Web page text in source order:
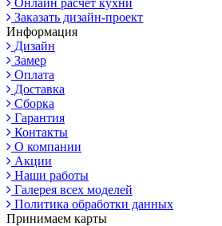
Заказать дизайн-проект
Информация
Дизайн
Замер
Оплата
Доставка
Сборка
Гарантия
Контакты
О компании
Акции
Наши работы
Галерея всех моделей
Политика обработки данных
Принимаем карты